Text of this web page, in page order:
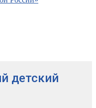
детский